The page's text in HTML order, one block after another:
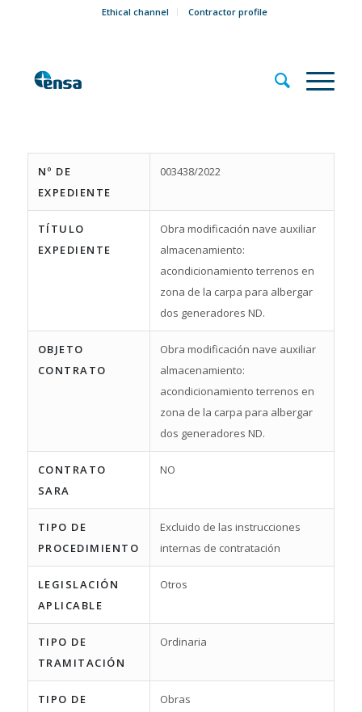
Ethical channel Contractor profile
Nº DE
EXPEDIENTE
003438/2022
TÍTULO
EXPEDIENTE
Obra modificación nave auxiliar
almacenamiento:
acondicionamiento terrenos en
zona de la carpa para albergar
dos generadores ND.
OBJETO
CONTRATO
Obra modificación nave auxiliar
almacenamiento:
acondicionamiento terrenos en
zona de la carpa para albergar
dos generadores ND.
CONTRATO
SARA
NO
TIPO DE
PROCEDIMIENTO
Excluido de las instrucciones
internas de contratación
LEGISLACIÓN
APLICABLE
Otros
TIPO DE
TRAMITACIÓN
Ordinaria
TIPO DE
Obras